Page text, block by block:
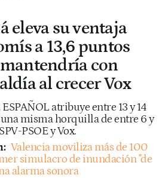
eleva su ventaja
a 13,6 puntos
con
al crecer Vox
atribuye entre 13 y 14
una misma horquilla de entre 6 y
PSOE y Vox.
Valencia moviliza más de 100
simulacro de inundación "de
alarma sonora